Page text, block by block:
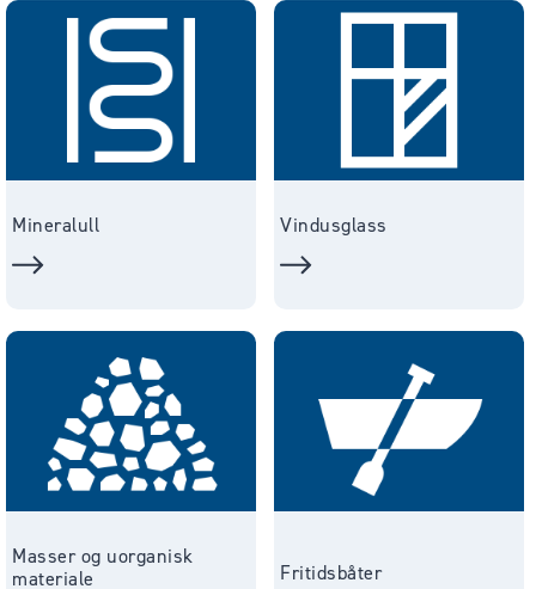
Mineralull Vindusglass
Masser og uorganisk
materiale
Fritidsbåter